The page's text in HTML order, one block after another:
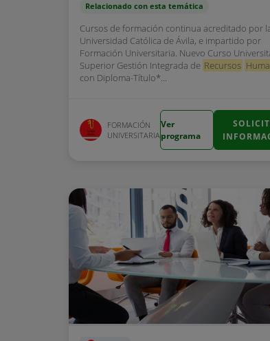
Relacionado con esta temática
Cursos de formación continua acreditado por
Universidad Católica de Ávila, e impartido por
Formación Universitaria. Nuevo Curso
Superior Gestión Integrada de Recursos
con Diploma-Título*...
FORMACIÓN
UNIVERSITARIA
Ver
programa